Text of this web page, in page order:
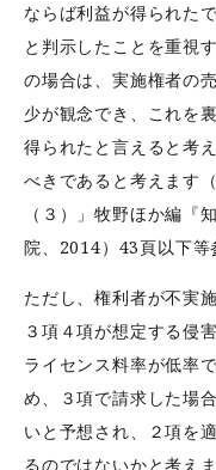
ならば利益が得られた
と判示したことを重視
の場合は、実施権者の
少が観念でき、これを
得られたと言えると考
べきであると考えます
（３）」牧野ほか編
院、2014）43頁以下等
ただし、権利者が不実
３項４項が想定する侵
ライセンス料率が低率
め、３項で請求した場
いと予想され、２項を
るのではないかと考えま